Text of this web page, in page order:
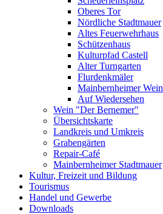
Oberes Tor
Nördliche Stadtmauer
Altes Feuerwehrhaus
Schützenhaus
Kulturpfad Castell
Alter Turngarten
Flurdenkmäler
Mainbernheimer Wein
Auf Wiedersehen
Wein "Der Bernemer"
Übersichtskarte
Landkreis und Umkreis
Grabengärten
Repair-Café
Mainbernheimer Stadtmauer
Kultur, Freizeit und Bildung
Tourismus
Handel und Gewerbe
Downloads